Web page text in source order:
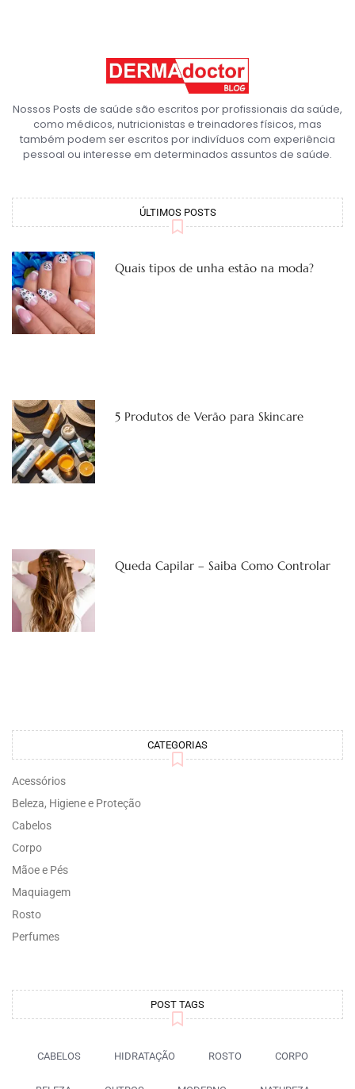
Nossos Posts de saúde são escritos por profissionais da saúde,
como médicos, nutricionistas e treinadores físicos, mas
também podem ser escritos por indivíduos com experiência
pessoal ou interesse em determinados assuntos de saúde.
ÚLTIMOS POSTS
Quais tipos de unha estão na moda?
5 Produtos de Verão para Skincare
Queda Capilar – Saiba Como Controlar
CATEGORIAS
Acessórios
Beleza, Higiene e Proteção
Cabelos
Corpo
Mãoe e Pés
Maquiagem
Rosto
Perfumes
POST TAGS
CABELOS HIDRATAÇÃO ROSTO CORPO